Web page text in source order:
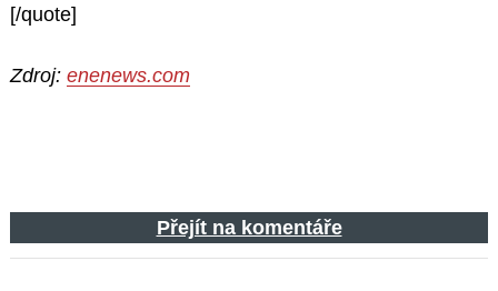
[/quote]
Zdroj: enenews.com
Přejít na komentáře